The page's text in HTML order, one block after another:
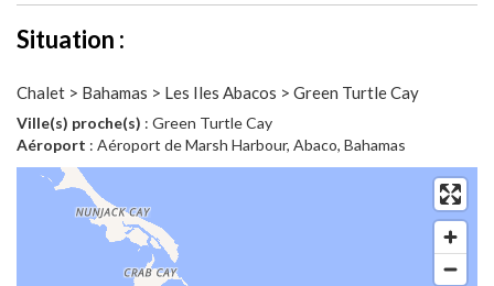
Situation :
Chalet > Bahamas > Les Iles Abacos > Green Turtle Cay
Ville(s) proche(s) : Green Turtle Cay
Aéroport : Aéroport de Marsh Harbour, Abaco, Bahamas